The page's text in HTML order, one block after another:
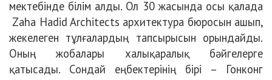
мектебінде білім алды. Ол 30 жасында осы қалада
Zaha Hadid Architects архитектура бюросын ашып,
жекелеген тұлғалардың тапсырысын орындайды.
Оның жобалары халықаралық бәйгелерге
қатысады. Сондай еңбектерінің бірі – Гонконг